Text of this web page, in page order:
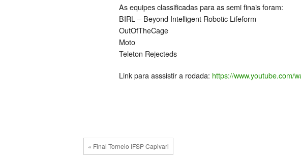
As equipes classificadas para as semi finais foram:
BIRL – Beyond Intelligent Robotic Lifeform
OutOfTheCage
Moto
Teleton Rejecteds
Link para asssistir a rodada: https://www.youtube.com/
« Final Torneio IFSP Capivari